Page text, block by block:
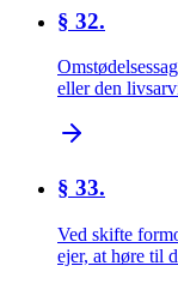
§ 32.
eller den
§ 33.
Ved skifte
ejer, at høre til